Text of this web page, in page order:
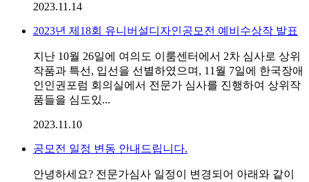
2023.11.14
2023년 제18회 유니버설디자인공모전 예비수상작 발표
지난 10월 26일에 여의도 이룸센터에서 2차 심사로 상위
작품과 특선, 입선을 선별하였으며, 11월 7일에 한국장애
인인권포럼 회의실에서 전문가 심사를 진행하여 상위작
품들을 심도있...
2023.11.10
공모전 일정 변동 안내드립니다.
안녕하세요? 전문가심사 일정이 변경되어 아래와 같이